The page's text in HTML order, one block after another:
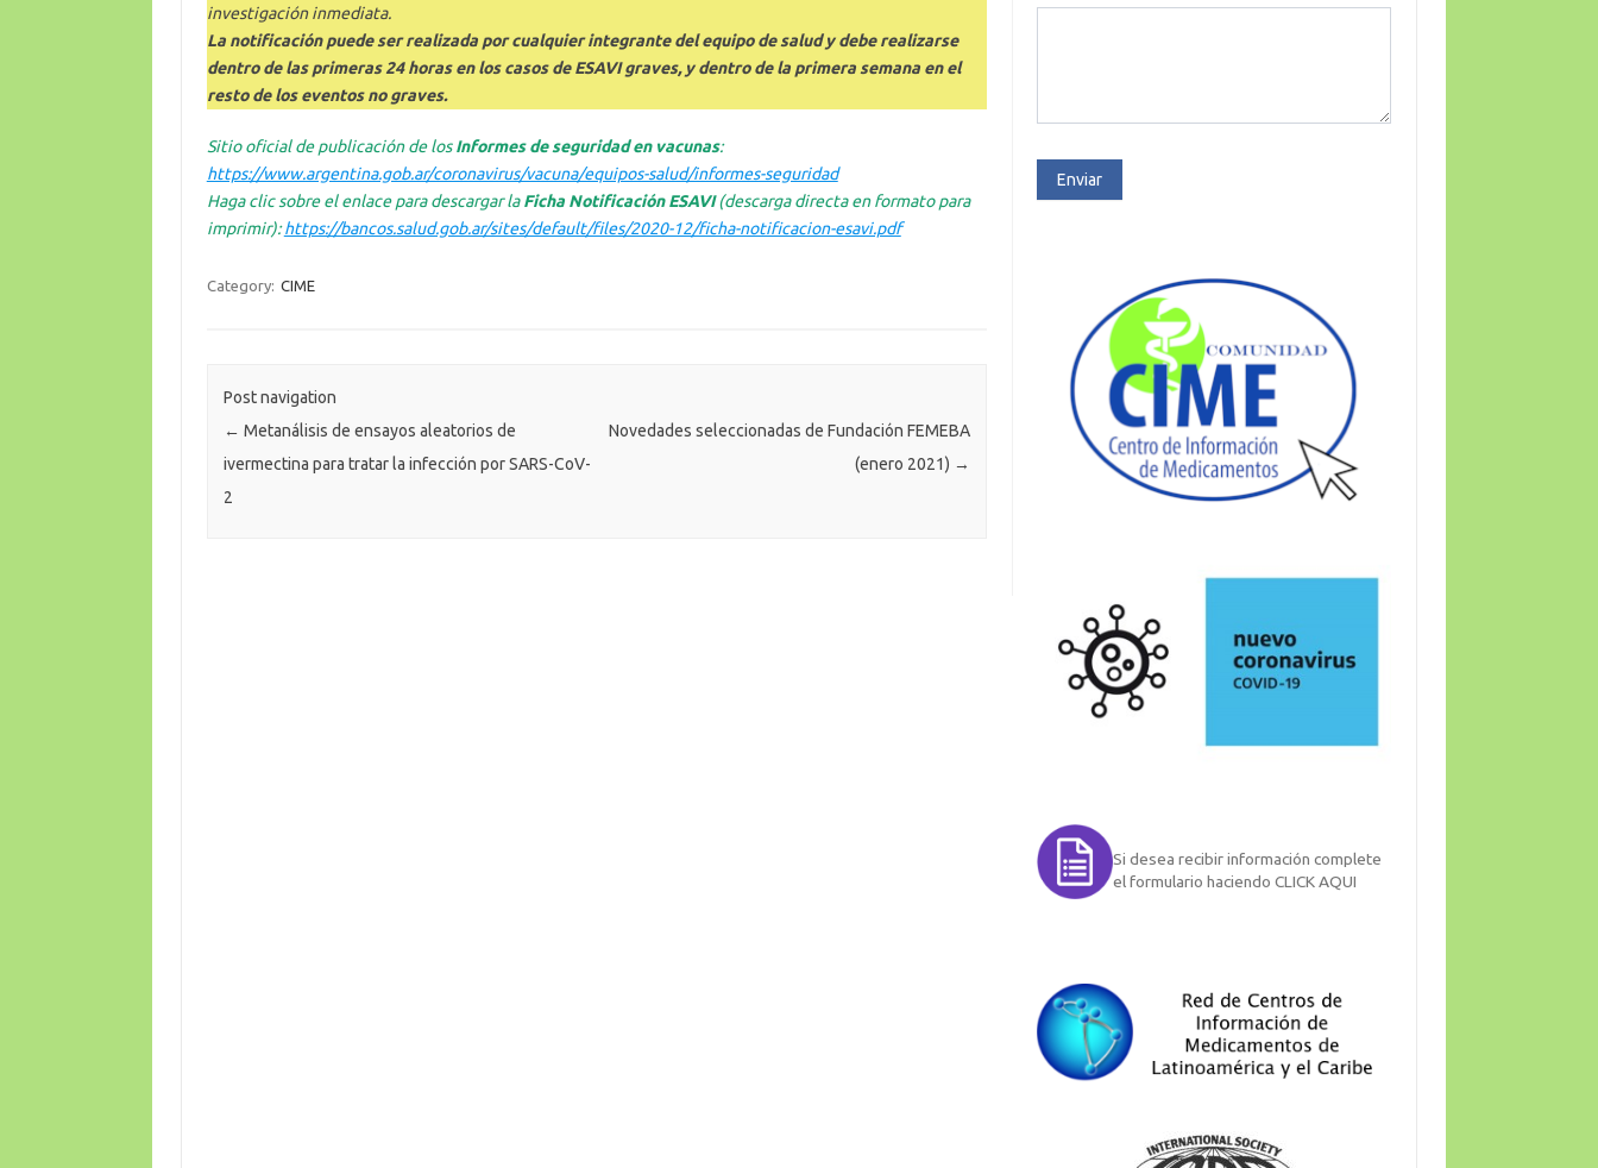
investigación inmediata.
La notificación puede ser realizada por cualquier integrante del equipo de salud y debe realizarse
dentro de las primeras 24 horas en los casos de ESAVI graves, y dentro de la primera semana en el
resto de los eventos no graves.
Sitio oficial de publicación de losInformes de seguridad en vacunas:
https://www.argentina.gob.ar/coronavirus/vacuna/equipos-salud/informes-seguridad
Haga clic sobre el enlace para descargar laFicha Notificación ESAVI(descarga directa en formato para
imprimir):https://bancos.salud.gob.ar/sites/default/files/2020-12/ficha-notificacion-esavi.pdf
Category: CIME
Post navigation
← Metanálisis de ensayos aleatorios de
ivermectina para tratar la infección por SARS-CoV-
2
Novedades seleccionadas de Fundación FEMEBA
(enero 2021) →
Enviar
Si desea recibir información complete
el formulario haciendo CLICK AQUI